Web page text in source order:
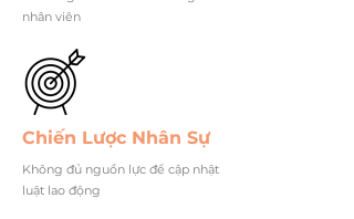
nhân viên
Chiến Lược Nhân Sự
Không đủ nguồn lực để cập nhật
luật lao động